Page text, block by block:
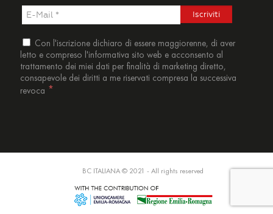
Con l'iscrizione dichiaro di essere maggiorenne, di aver
letto e compreso l'informativa sito web e acconsento al
trattamento dei miei dati per finalità di marketing diretto,
consapevole dei diritti a me riservati compresa la successiva
revoca *
BC ITALIANA © 2021 - All rights reserved